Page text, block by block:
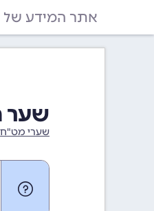
אתר המידע של CAP
שער
שערי מט"ח